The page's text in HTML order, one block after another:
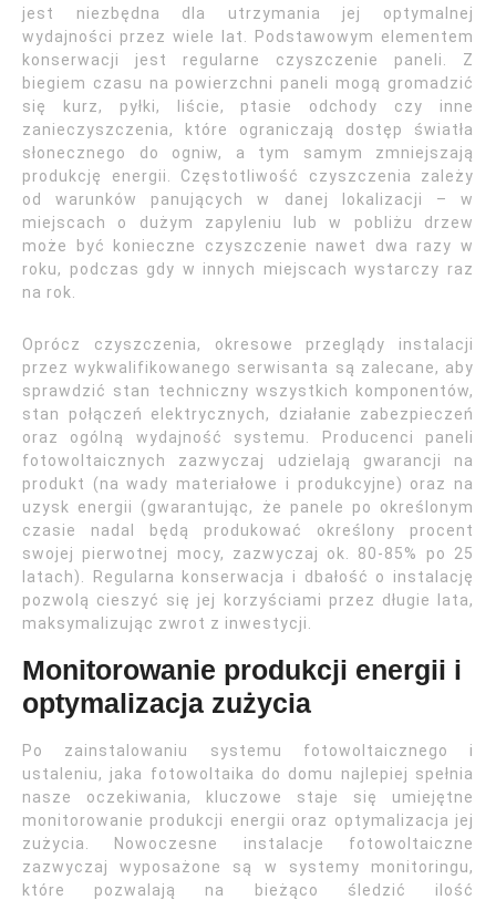
jest niezbędna dla utrzymania jej optymalnej
wydajności przez wiele lat. Podstawowym elementem
konserwacji jest regularne czyszczenie paneli. Z
biegiem czasu na powierzchni paneli mogą gromadzić
się kurz, pyłki, liście, ptasie odchody czy inne
zanieczyszczenia, które ograniczają dostęp światła
słonecznego do ogniw, a tym samym zmniejszają
produkcję energii. Częstotliwość czyszczenia zależy
od warunków panujących w danej lokalizacji – w
miejscach o dużym zapyleniu lub w pobliżu drzew
może być konieczne czyszczenie nawet dwa razy w
roku, podczas gdy w innych miejscach wystarczy raz
na rok.
Oprócz czyszczenia, okresowe przeglądy instalacji
przez wykwalifikowanego serwisanta są zalecane, aby
sprawdzić stan techniczny wszystkich komponentów,
stan połączeń elektrycznych, działanie zabezpieczeń
oraz ogólną wydajność systemu. Producenci paneli
fotowoltaicznych zazwyczaj udzielają gwarancji na
produkt (na wady materiałowe i produkcyjne) oraz na
uzysk energii (gwarantując, że panele po określonym
czasie nadal będą produkować określony procent
swojej pierwotnej mocy, zazwyczaj ok. 80-85% po 25
latach). Regularna konserwacja i dbałość o instalację
pozwolą cieszyć się jej korzyściami przez długie lata,
maksymalizując zwrot z inwestycji.
Monitorowanie produkcji energii i
optymalizacja zużycia
Po zainstalowaniu systemu fotowoltaicznego i
ustaleniu, jaka fotowoltaika do domu najlepiej spełnia
nasze oczekiwania, kluczowe staje się umiejętne
monitorowanie produkcji energii oraz optymalizacja jej
zużycia. Nowoczesne instalacje fotowoltaiczne
zazwyczaj wyposażone są w systemy monitoringu,
które pozwalają na bieżąco śledzić ilość